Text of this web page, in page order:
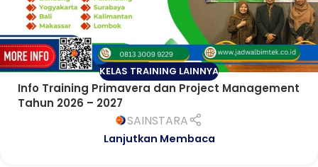
KELAS TRAINING LAINNYA
Info Training Primavera dan Project Management
Tahun 2026 – 2027
SAINSTARA
Lanjutkan Membaca